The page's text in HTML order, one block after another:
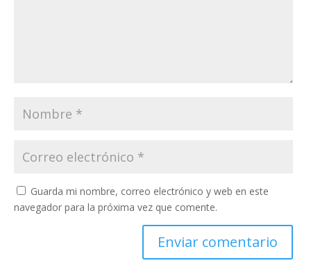
Guarda mi nombre, correo electrónico y web en este
navegador para la próxima vez que comente.